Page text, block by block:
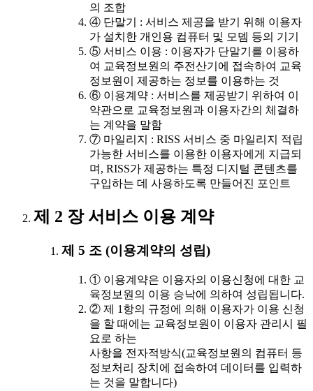
의 조합
④ 단말기 : 서비스 제공을 받기 위해 이용자
가 설치한 개인용 컴퓨터 및 모뎀 등의 기기
⑤ 서비스 이용 : 이용자가 단말기를 이용하
여 교육정보원의 주전산기에 접속하여 교육
정보원이 제공하는 정보를 이용하는 것
⑥ 이용계약 : 서비스를 제공받기 위하여 이
약관으로 교육정보원과 이용자간의 체결하
는 계약을 말함
⑦ 마일리지 : RISS 서비스 중 마일리지 적립
가능한 서비스를 이용한 이용자에게 지급되
며, RISS가 제공하는 특정 디지털 콘텐츠를
구입하는 데 사용하도록 만들어진 포인트
제 2 장 서비스 이용 계약
제 5 조 (이용계약의 성립)
① 이용계약은 이용자의 이용신청에 대한 교
육정보원의 이용 승낙에 의하여 성립됩니다.
② 제 1항의 규정에 의해 이용자가 이용 신청
을 할 때에는 교육정보원이 이용자 관리시 필
요로 하는
사항을 전자적방식(교육정보원의 컴퓨터 등
정보처리 장치에 접속하여 데이터를 입력하
는 것을 말합니다)